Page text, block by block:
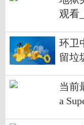
观看
环卫
留垃
当前
a